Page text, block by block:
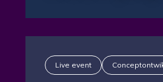
Live event